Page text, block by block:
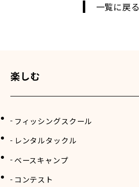
一覧に戻る
楽しむ
フィッシングスクール
レンタルタックル
ベースキャンプ
コンテスト